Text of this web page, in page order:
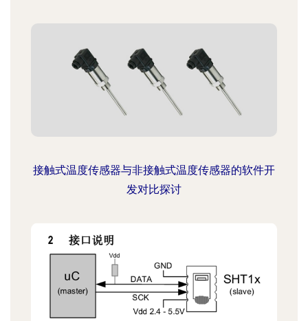
接触式温度传感器与非接触式温度传感器的软件开
发对比探讨